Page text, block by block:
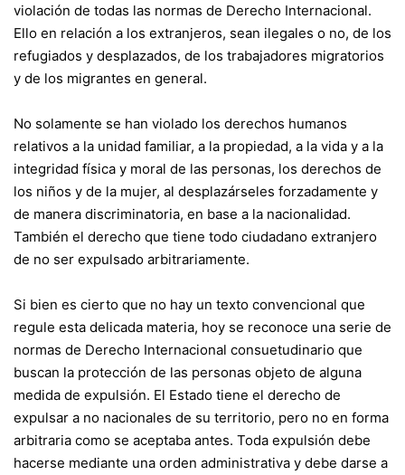
violación de todas las normas de Derecho Internacional.
Ello en relación a los extranjeros, sean ilegales o no, de los
refugiados y desplazados, de los trabajadores migratorios
y de los migrantes en general.
No solamente se han violado los derechos humanos
relativos a la unidad familiar, a la propiedad, a la vida y a la
integridad física y moral de las personas, los derechos de
los niños y de la mujer, al desplazárseles forzadamente y
de manera discriminatoria, en base a la nacionalidad.
También el derecho que tiene todo ciudadano extranjero
de no ser expulsado arbitrariamente.
Si bien es cierto que no hay un texto convencional que
regule esta delicada materia, hoy se reconoce una serie de
normas de Derecho Internacional consuetudinario que
buscan la protección de las personas objeto de alguna
medida de expulsión. El Estado tiene el derecho de
expulsar a no nacionales de su territorio, pero no en forma
arbitraria como se aceptaba antes. Toda expulsión debe
hacerse mediante una orden administrativa y debe darse a